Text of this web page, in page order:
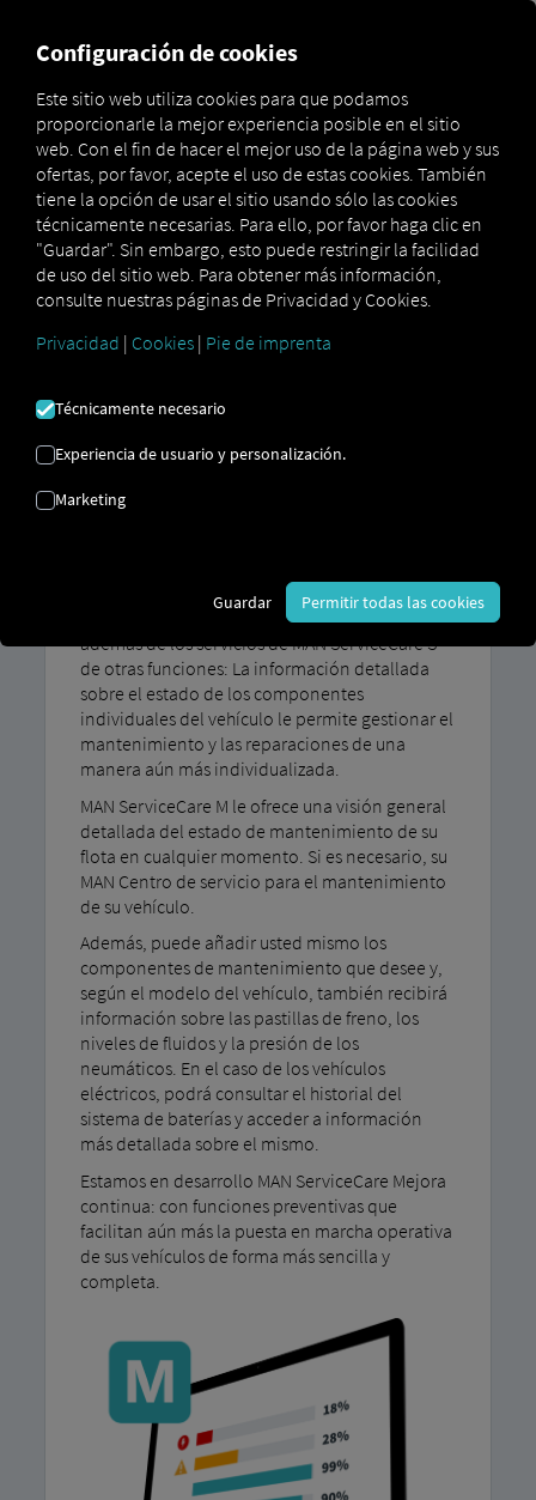
Marketplace MAN DigitalServices MAN ServiceCare M
MAN
SERVICECARE
METRO
Con MAN ServiceCare Usted se beneficia de M,
además de los servicios de MAN ServiceCare S -
de otras funciones: La información detallada
sobre el estado de los componentes
individuales del vehículo le permite gestionar el
mantenimiento y las reparaciones de una
manera aún más individualizada.
MAN ServiceCare M le ofrece una visión general
detallada del estado de mantenimiento de su
flota en cualquier momento. Si es necesario, su
MAN Centro de servicio para el mantenimiento
de su vehículo.
Además, puede añadir usted mismo los
componentes de mantenimiento que desee y,
según el modelo del vehículo, también recibirá
información sobre las pastillas de freno, los
niveles de fluidos y la presión de los
neumáticos. En el caso de los vehículos
eléctricos, podrá consultar el historial del
sistema de baterías y acceder a información
más detallada sobre el mismo.
Estamos en desarrollo MAN ServiceCare Mejora
continua: con funciones preventivas que
facilitan aún más la puesta en marcha operativa
de sus vehículos de forma más sencilla y
completa.
Configuración de cookies
Este sitio web utiliza cookies para que podamos
proporcionarle la mejor experiencia posible en el sitio
web. Con el fin de hacer el mejor uso de la página web y sus
ofertas, por favor, acepte el uso de estas cookies. También
tiene la opción de usar el sitio usando sólo las cookies
técnicamente necesarias. Para ello, por favor haga clic en
"Guardar". Sin embargo, esto puede restringir la facilidad
de uso del sitio web. Para obtener más información,
consulte nuestras páginas de Privacidad y Cookies.
Privacidad | Cookies | Pie de imprenta
Técnicamente necesario
Experiencia de usuario y personalización.
Marketing
Guardar Permitir todas las cookies